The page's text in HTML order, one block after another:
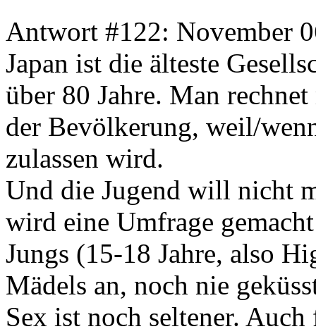
Antwort #122: November
Japan ist die älteste
über 80 Jahre. Man
der Bevölkerung, weil/
zulassen wird.
Und die Jugend will nicht
wird eine Umfrage
Jungs (15-18 Jahre, also
Mädels an, noch nie
Sex ist noch seltener.